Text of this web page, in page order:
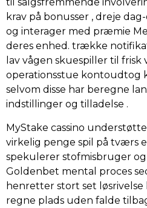
krav på bonusser , dreje
og interager med præmie
deres enhed. trække
lav vågen skuespiller til frisk
operationsstue kontoudtog
selvom disse har beregne
indstillinger og tilladelse .
MyStake cassino
virkelig penge spil på tværs
spekulerer stofmisbruger
Goldenbet mental proces
henretter stort set
regne plads uden falde